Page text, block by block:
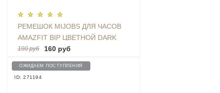
РЕМЕШОК MIJOBS ДЛЯ ЧАСОВ
AMAZFIT BIP ЦВЕТНОЙ DARK
BLUE
190 руб 160 руб
ОЖИДАЕМ ПОСТУПЛЕНИЯ
ID: 271194